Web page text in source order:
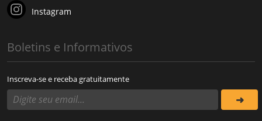
Instagram
Boletins e Informativos
Inscreva-se e receba gratuitamente